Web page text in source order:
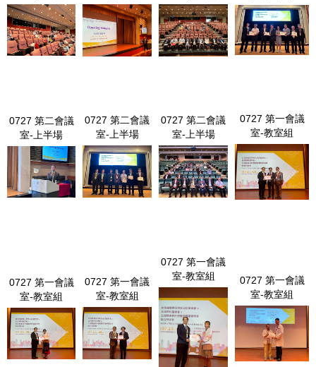
LINE_ALBUM_0728 第一會議室-教室組_240731_115.jpg
LINE_ALBUM_0727 第一會議室-教室組
_240729_9.jpg
LINE_ALBUM_0728 第一會議室-教
室組_240731_34.jpg
第二會議室-下半
_240729_3.jpg
0727 第二會議
室-上半場
LINE_ALBUM_0727 第二會議室-上半場_240729_78.jpg
0727 第二會議
室-上半場
LINE_ALBUM_0727 第二會議室-上半場
_240729_13.jpg
0727 第二會議
室-上半場
LINE_ALBUM_0727 第二會議室-上
半場_240729_11.jpg
0727 第一會議
室-教室組
第一會議室-教室
0727 第一會議
室-教室組
LINE_ALBUM_0727 第一會議室-教室組_240729_126.jpg
0727 第一會議
室-教室組
LINE_ALBUM_0727 第一會議室-教室組
_240729_115.jpg
0727 第一會議
室-教室組
LINE_ALBUM_0727 第一會議室-教
室組_240729_84.jpg
0727 第一會議
室-教室組
第一會議室-教室
_240729_73.jpg